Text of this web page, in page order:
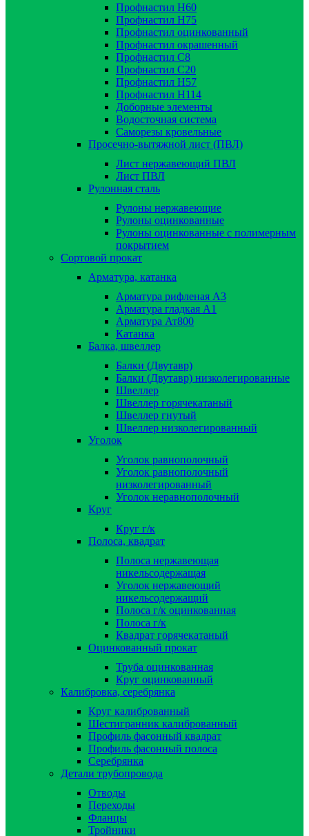
Профнастил Н60
Профнастил Н75
Профнастил оцинкованный
Профнастил окрашенный
Профнастил С8
Профнастил С20
Профнастил Н57
Профнастил Н114
Доборные элементы
Водосточная система
Саморезы кровельные
Просечно-вытяжной лист (ПВЛ)
Лист нержавеющий ПВЛ
Лист ПВЛ
Рулонная сталь
Рулоны нержавеющие
Рулоны оцинкованные
Рулоны оцинкованные с полимерным
покрытием
Сортовой прокат
Арматура, катанка
Арматура рифленая А3
Арматура гладкая А1
Арматура Ат800
Катанка
Балка, швеллер
Балки (Двутавр)
Балки (Двутавр) низколегированные
Швеллер
Швеллер горячекатаный
Швеллер гнутый
Швеллер низколегированный
Уголок
Уголок равнополочный
Уголок равнополочный
низколегированный
Уголок неравнополочный
Круг
Круг г/к
Полоса, квадрат
Полоса нержавеющая
никельсодержащая
Уголок нержавеющий
никельсодержащий
Полоса г/к оцинкованная
Полоса г/к
Квадрат горячекатаный
Оцинкованный прокат
Труба оцинкованная
Круг оцинкованный
Калибровка, серебрянка
Круг калиброванный
Шестигранник калиброванный
Профиль фасонный квадрат
Профиль фасонный полоса
Серебрянка
Детали трубопровода
Отводы
Переходы
Фланцы
Тройники